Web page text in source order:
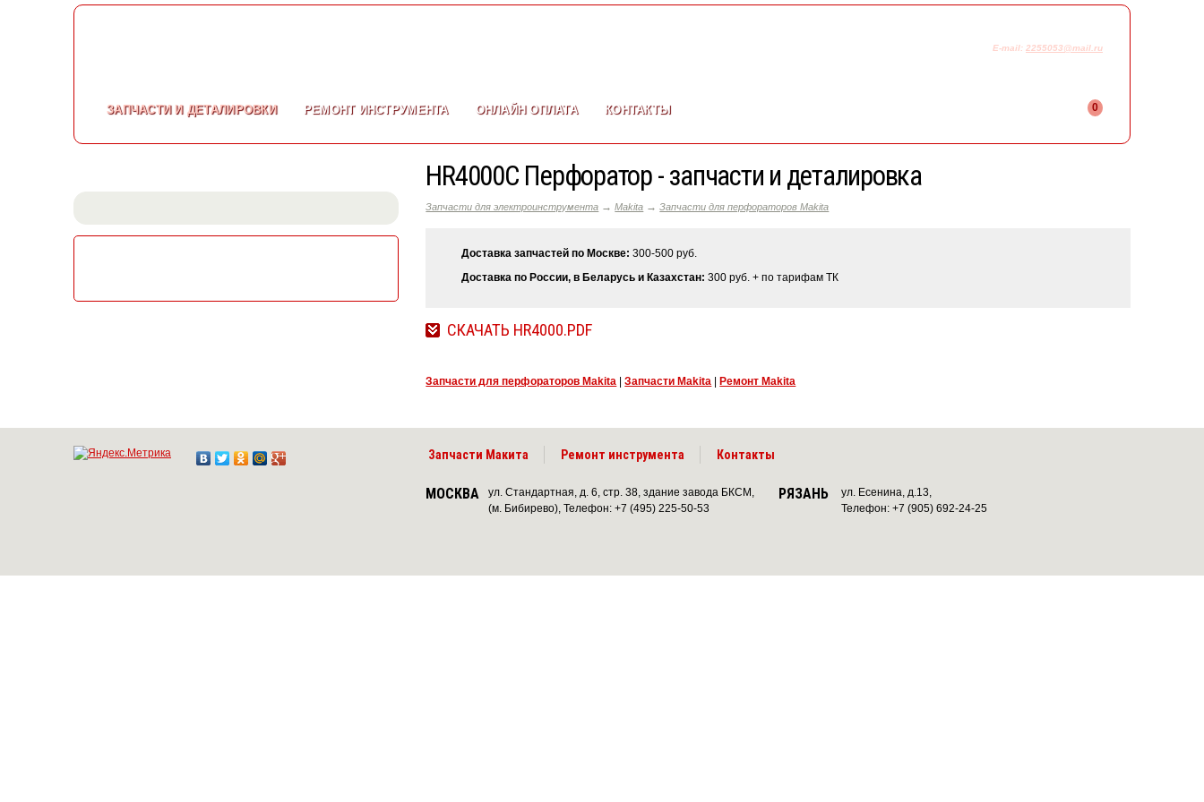
E-mail: 2255053@mail.ru
0
ЗАПЧАСТИИ ДЕТАЛИРОВКИ РЕМОНТИНСТРУМЕНТА ОНЛАЙН ОПЛАТА КОНТАКТЫ
HR4000C Перфоратор - запчасти и деталировка
Запчасти для электроинструмента →Makita →Запчасти для перфораторов Makita
Доставка запчастей по Москве: 300-500 руб.
Доставка по России, в Беларусь и Казахстан: 300 руб. + по тарифам ТК
СКАЧАТЬ HR4000.PDF
Запчасти для перфораторов Makita |Запчасти Makita Ремонт Makita
Запчасти Макита Ремонт инструмента Контакты
МОСКВА
ул. Стандартная, д. 6, стр. 38, здание завода БКСМ,
(м. Бибирево), Телефон: +7 (495) 225-50-53
РЯЗАНЬ
ул. Есенина, д.13,
Телефон: +7 (905) 692-24-25